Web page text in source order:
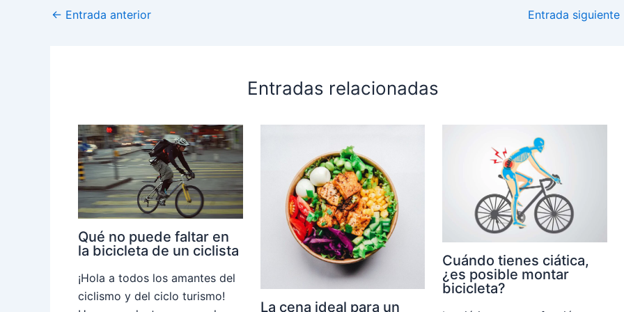
← Entrada anterior Entrada siguiente
Entradas relacionadas
Qué no puede faltar en
la bicicleta de un ciclista
¡Hola a todos los amantes del
ciclismo y del ciclo turismo!
La cena ideal para un
Cuándo tienes ciática,
¿es posible montar
bicicleta?